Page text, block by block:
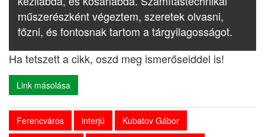
műszerészként végeztem, szeretek olvasni,
főzni, és fontosnak tartom a tárgyilagosságot.
Ha tetszett a cikk, oszd meg ismerőseiddel is!
Link másolása
Ferencváros interjú
Kubatov Gábor